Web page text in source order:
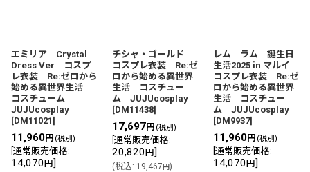
絞り込む
エミリア Crystal
Dress Ver コスプ
レ衣装 Re:ゼロから
始める異世界生活
コスチューム
JUJUcosplay
[DM11021]
11,960円 (税別)
通常販売価格:
14,070 円]
チシャ・ゴールド
コスプレ衣装 Re:ゼ
ロから始める異世界
生活 コスチュー
ム JUJUcosplay
[DM11438]
17,697円 (税別)
通常販売価格:
20,820 円]
(税込: 19,467円)
レム ラム 誕生日
生活2025 in マルイ
コスプレ衣装 Re:ゼ
ロから始める異世界
生活 コスチュー
ム JUJUcosplay
[DM9937]
11,960円 (税別)
通常販売価格:
14,070 円]